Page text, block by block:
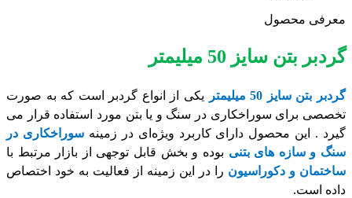
معرفی محصول
گردبر بتن سایز 50 میلیمتر
گردبر بتن سایز 50 میلیمتر
یکی از انواع گردبر است که به صورت
تخصصی برای سوراخکاری در سنگ و یا بتن مورد استفاده قرار می
گیرد . این محصول دارای کاربرد ویژه‌ای در زمینهسوراخکاری در
سنگ و سازه های بتنی بوده و بخش قابل توجهی از بازار مرتبط با
ساختمان و دکوراسیون را در این زمینه از فعالیت به خود اختصاص
داده است.